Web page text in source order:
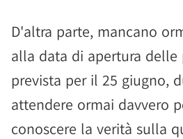
D'altra parte, mancano
alla data di apertura delle
prevista per il 25 giugno,
attendere ormai davvero
conoscere la verità sulla